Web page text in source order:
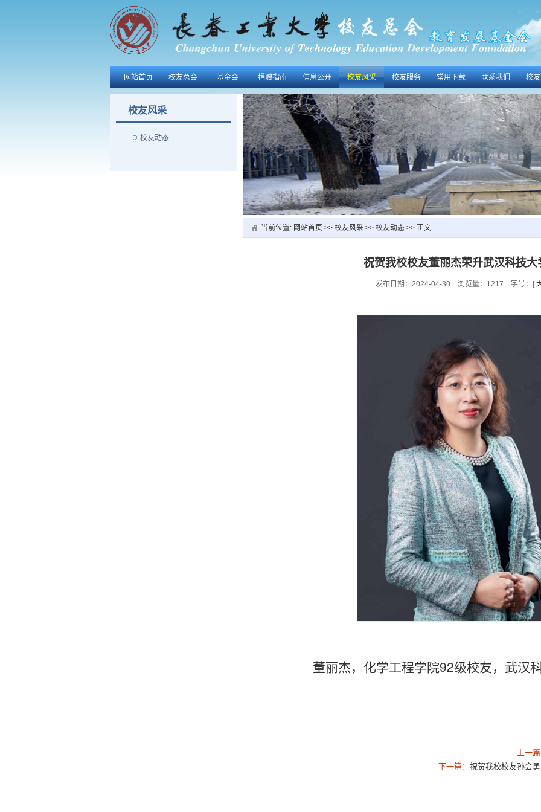
网站首页 校友总会 基金会 捐赠指南 信息公开 校友风采 校友服务 常用下载 联系我们 校
校友风采
校友动态
当前位置: 网站首页 >> 校友风采 >> 校友动态 >> 正文
祝贺我校校友董丽杰荣升武汉科技大
发布日期：2024-04-30 浏览量： 1217 字号：[
董丽杰，化学工程学院92级校友，武汉
上一篇
下一篇： 祝贺我校校友孙会